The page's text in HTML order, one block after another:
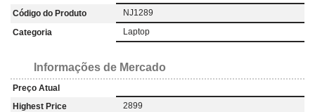
Código do Produto
NJ1289
Categoria
Laptop
Informações de Mercado
Preço Atual
Highest Price
2899